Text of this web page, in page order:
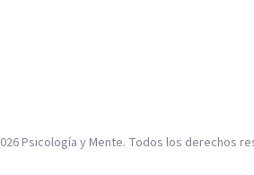
Psicología y Mente. Todos los derechos